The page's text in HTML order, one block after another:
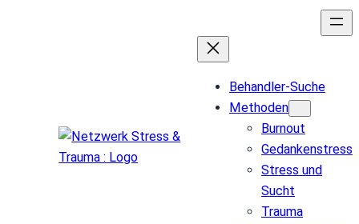
Behandler-Suche
Methoden
Burnout
Gedankenstress
Stress und
Sucht
Trauma